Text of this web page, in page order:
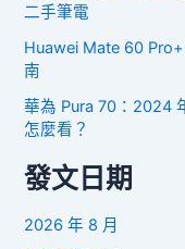
二手筆電
Huawei Mate 60
南
華為 Pura 70：2024
怎麼看？
發文日期
2026 年 8 月